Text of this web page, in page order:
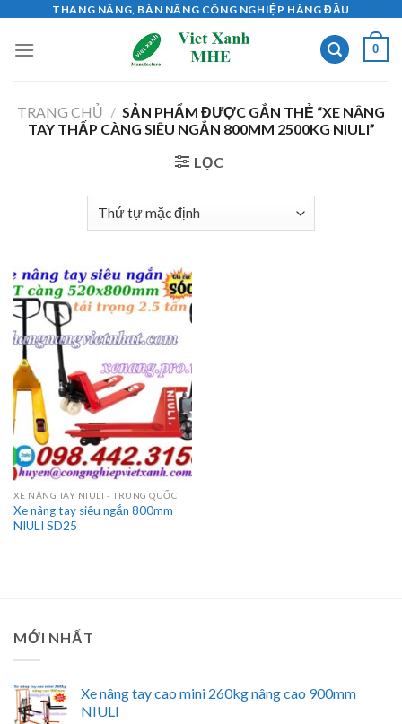
content
THANG NÂNG, BÀN NÂNG CÔNG NGHIỆP HÀNG ĐẦU
0
TRANG CHỦ / SẢN PHẨM ĐƯỢC GẮN THẺ “XE NÂNG
TAY THẤP CÀNG SIÊU NGẮN 800MM 2500KG NIULI”
LỌC
XE NÂNG TAY NIULI - TRUNG QUỐC
Xe nâng tay siêu ngắn 800mm
NIULI SD25
MỚI NHẤT
Xe nâng tay cao mini 260kg nâng cao 900mm
NIULI